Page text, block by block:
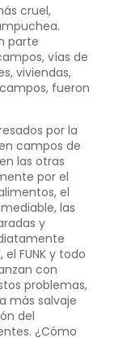
cruel,
parte
vías de
viviendas,
fueron
por la
campos de
las otras
por el
el
las
y
el FUNK y todo
con
problemas,
más salvaje
del
¿Cómo